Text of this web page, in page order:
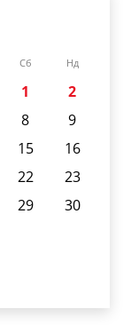
Сб Нд
1
2
8
9
15
16
22
23
29
30